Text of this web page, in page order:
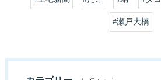
#瀬戸大橋